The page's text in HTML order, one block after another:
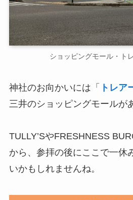
ショッピングモール・ト
神社のお向かいには「 トレア
三井のショッピングモールが
TULLY’SやFRESHNESS
から、参拝の後にここで一休
いかもしれませんね。